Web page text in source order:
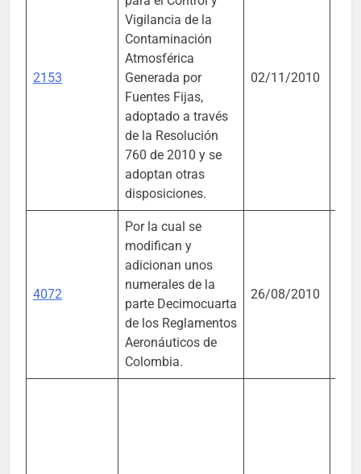
2153
Vigilancia de la
Contaminación
Atmosférica
Generada por
Fuentes Fijas,
adoptado a través
de la Resolución
760 de 2010 y se
adoptan otras
disposiciones.
02/11/2010
4072
Por la cual se
modifican y
adicionan unos
numerales de la
parte Decimocuarta
de los Reglamentos
Aeronáuticos de
Colombia.
26/08/2010